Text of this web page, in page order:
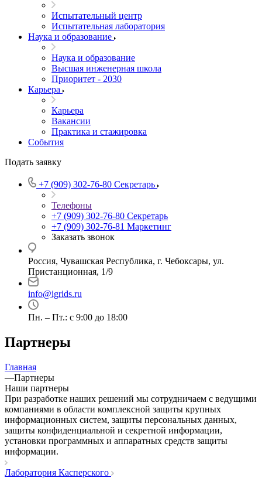
Испытательный центр
Испытательная лаборатория
Наука и образование
Наука и образование
Высшая инженерная школа
Приоритет - 2030
Карьера
Карьера
Вакансии
Практика и стажировка
События
Подать заявку
+7 (909) 302-76-80 Секретарь
Телефоны
+7 (909) 302-76-80 Секретарь
+7 (909) 302-76-81 Маркетинг
Заказать звонок
Россия, Чувашская Республика, г. Чебоксары, ул.
Пристанционная, 1/9
info@igrids.ru
Пн. – Пт.: с 9:00 до 18:00
Партнеры
Главная
—Партнеры
Наши партнеры
При разработке наших решений мы сотрудничаем с ведущими
компаниями в области комплексной защиты крупных
информационных систем, защиты персональных данных,
защиты конфиденциальной и секретной информации,
установки программных и аппаратных средств защиты
информации.
Лаборатория Касперского